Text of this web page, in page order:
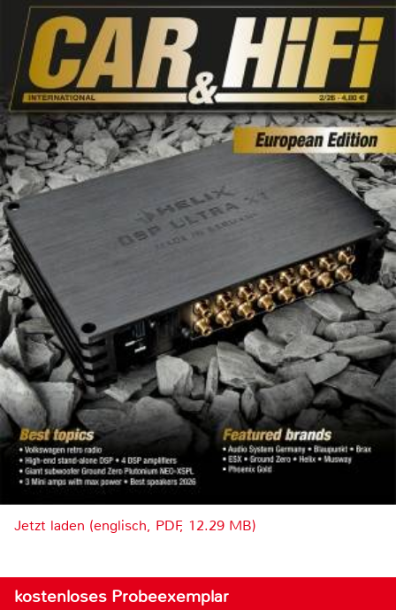
Jetzt laden (englisch, PDF, 12.29 MB)
kostenloses Probeexemplar